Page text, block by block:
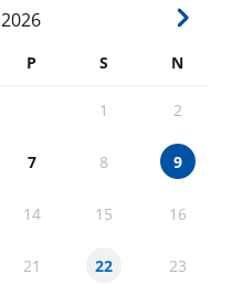
2026
P S N
1 2
7 8 9
14 15 16
21 22 23